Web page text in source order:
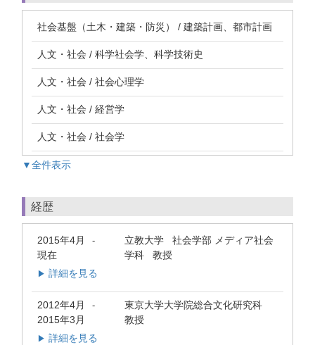
社会基盤（土木・建築・防災） / 建築計画、都市計画
人文・社会 / 科学社会学、科学技術史
人文・社会 / 社会心理学
人文・社会 / 経営学
人文・社会 / 社会学
▼全件表示
経歴
2015年4月 -
現在
立教大学 社会学部 メディア社会
学科 教授
▶ 詳細を見る
2012年4月 -
2015年3月
東京大学大学院総合文化研究科
教授
▶ 詳細を見る